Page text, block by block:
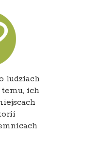
ludziach
ich